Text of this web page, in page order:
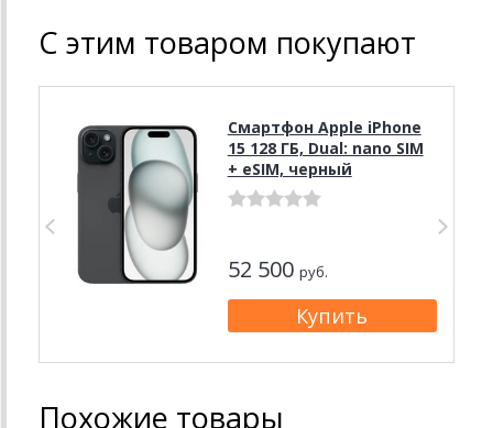
С этим товаром покупают
Смартфон Apple iPhone
15 128 ГБ, Dual: nano SIM
+ eSIM, черный
52 500 руб.
Похожие товары